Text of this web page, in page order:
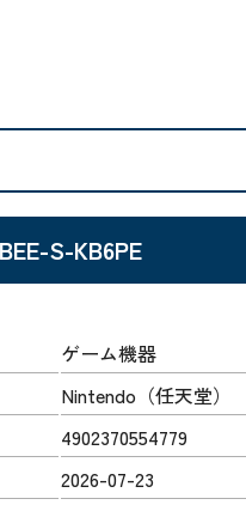
S-KB6PE
ゲーム機器
Nintendo（任天堂）
4902370554779
2026-07-23